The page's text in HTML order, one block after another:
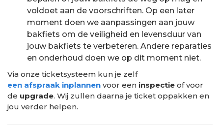
voldoet aan de voorschriften. Op een later
moment doen we aanpassingen aan jouw
bakfiets om de veiligheid en levensduur van
jouw bakfiets te verbeteren. Andere reparaties
en onderhoud doen we op dit moment niet.
Via onze ticketsysteem kun je zelf
een afspraak inplannen voor een inspectie of voor
de upgrade. Wij zullen daarna je ticket oppakken en
jou verder helpen.